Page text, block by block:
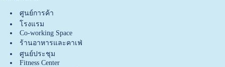
ศูนย์การค้า
โรงแรม
Co-working Space
ร้านอาหารและคาเฟ่
ศูนย์ประชุม
Fitness Center